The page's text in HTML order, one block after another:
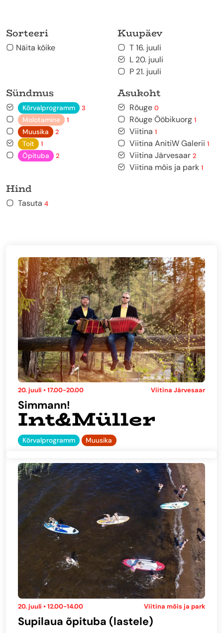
Sorteeri
Näita kõike
Kuupäev
T 16. juuli
L 20. juuli
P 21. juuli
Sündmus
Kõrvalprogramm
3
Molotamine
1
Muusika
2
Toit
1
Õpituba
2
Asukoht
Rõuge 0
Rõuge Ööbikuorg 1
Viitina 1
Viitina AnitiW Galerii 1
Viitina Järvesaar 2
Viitina mõis ja park 1
Hind
Tasuta 4
20. juuli • 17.00-20.00 Viitina Järvesaar
Simmann!
Int&Müller
Kõrvalprogramm Muusika
20. juuli • 12.00-14.00 Viitina mõis ja park
Supilaua õpituba (lastele)